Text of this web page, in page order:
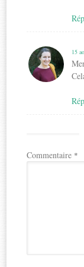
15
Commentaire *